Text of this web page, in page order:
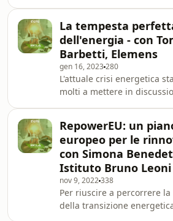
delle fonti rinnovabili in
mettere a rischio la lotta ai
cambiamenti climatici.
prezzi dell'energia e
l'indipendenza energetica
alcune delle ragioni per cui
rinnovabili sono essenziali
nostro futuro.
La tempesta
dell'energia - con
Barbetti, Elemens
gen 16, 2023280
L'attuale crisi energetica
molti a mettere in
delle soluzioni proposte è
disaccoppiare il prezzo
rinnovabili rispetto a quello
Ma è davvero questa
per sbloccare i benefici delle
rinnovabili e abbassare i
dell'energia per i
RepowerEU: un
europeo per le
con Simona
Istituto Bruno Leoni
nov 9, 2022338
Per riuscire a percorrere la
della transizione